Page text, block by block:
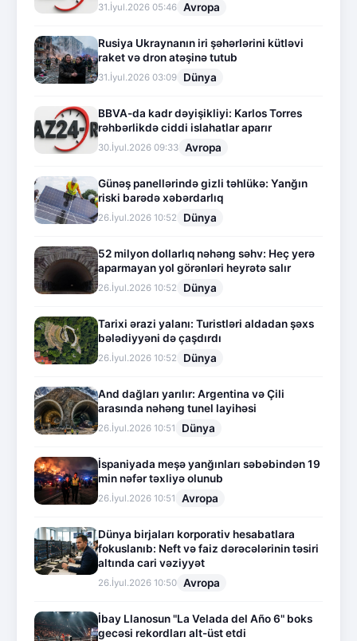
31.İyul.2026 05:46 Avropa
Rusiya Ukraynanın iri şəhərlərini kütləvi
raket və dron atəşinə tutub
31.İyul.2026 03:09 Dünya
BBVA-da kadr dəyişikliyi: Karlos Torres
rəhbərlikdə ciddi islahatlar aparır
30.İyul.2026 09:33 Avropa
Günəş panellərində gizli təhlükə: Yanğın
riski barədə xəbərdarlıq
26.İyul.2026 10:52 Dünya
52 milyon dollarlıq nəhəng səhv: Heç yerə
aparmayan yol görənləri heyrətə salır
26.İyul.2026 10:52 Dünya
Tarixi ərazi yalanı: Turistləri aldadan şəxs
bələdiyyəni də çaşdırdı
26.İyul.2026 10:52 Dünya
And dağları yarılır: Argentina və Çili
arasında nəhəng tunel layihəsi
26.İyul.2026 10:51 Dünya
İspaniyada meşə yanğınları səbəbindən 19
min nəfər təxliyə olunub
26.İyul.2026 10:51 Avropa
Dünya birjaları korporativ hesabatlara
fokuslanıb: Neft və faiz dərəcələrinin təsiri
altında cari vəziyyət
26.İyul.2026 10:50 Avropa
İbay Llanosun "La Velada del Año 6" boks
gecəsi rekordları alt-üst etdi